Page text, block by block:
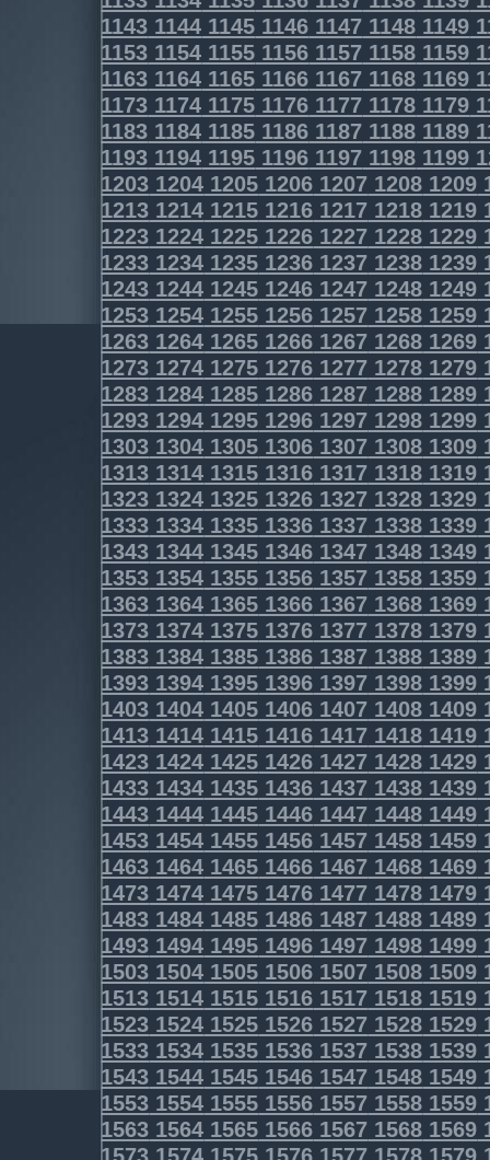
1143 1144 1145 1146 1147 1148 1149
1153 1154 1155 1156 1157 1158 1159
1163 1164 1165 1166 1167 1168 1169
1173 1174 1175 1176 1177 1178 1179
1183 1184 1185 1186 1187 1188 1189
1193 1194 1195 1196 1197 1198 1199
1203 1204 1205 1206 1207 1208 1209
1213 1214 1215 1216 1217 1218 1219
1223 1224 1225 1226 1227 1228 1229
1233 1234 1235 1236 1237 1238 1239
1243 1244 1245 1246 1247 1248 1249
1253 1254 1255 1256 1257 1258 1259
1263 1264 1265 1266 1267 1268 1269
1273 1274 1275 1276 1277 1278 1279
1283 1284 1285 1286 1287 1288 1289
1293 1294 1295 1296 1297 1298 1299
1303 1304 1305 1306 1307 1308 1309
1313 1314 1315 1316 1317 1318 1319
1323 1324 1325 1326 1327 1328 1329
1333 1334 1335 1336 1337 1338 1339
1343 1344 1345 1346 1347 1348 1349
1353 1354 1355 1356 1357 1358 1359
1363 1364 1365 1366 1367 1368 1369
1373 1374 1375 1376 1377 1378 1379
1383 1384 1385 1386 1387 1388 1389
1393 1394 1395 1396 1397 1398 1399
1403 1404 1405 1406 1407 1408 1409
1413 1414 1415 1416 1417 1418 1419
1423 1424 1425 1426 1427 1428 1429
1433 1434 1435 1436 1437 1438 1439
1443 1444 1445 1446 1447 1448 1449
1453 1454 1455 1456 1457 1458 1459
1463 1464 1465 1466 1467 1468 1469
1473 1474 1475 1476 1477 1478 1479
1483 1484 1485 1486 1487 1488 1489
1493 1494 1495 1496 1497 1498 1499
1503 1504 1505 1506 1507 1508 1509
1513 1514 1515 1516 1517 1518 1519
1523 1524 1525 1526 1527 1528 1529
1533 1534 1535 1536 1537 1538 1539
1543 1544 1545 1546 1547 1548 1549
1553 1554 1555 1556 1557 1558 1559
1563 1564 1565 1566 1567 1568 1569